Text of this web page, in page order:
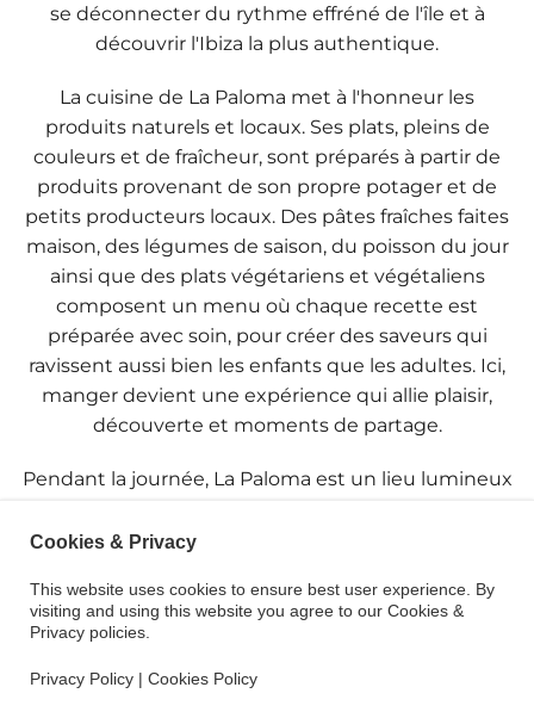
se déconnecter du rythme effréné de l'île et à
découvrir l'Ibiza la plus authentique.
La cuisine de La Paloma met à l'honneur les
produits naturels et locaux. Ses plats, pleins de
couleurs et de fraîcheur, sont préparés à partir de
produits provenant de son propre potager et de
petits producteurs locaux. Des pâtes fraîches faites
maison, des légumes de saison, du poisson du jour
ainsi que des plats végétariens et végétaliens
composent un menu où chaque recette est
préparée avec soin, pour créer des saveurs qui
ravissent aussi bien les enfants que les adultes. Ici,
manger devient une expérience qui allie plaisir,
découverte et moments de partage.
Pendant la journée, La Paloma est un lieu lumineux
famille, les salades fraîches, les jus de fruits frais ou
son jardin se transforme en un cadre enchanteur
pour des dîners sous les étoiles, où les enfants
dégustent des plats préparés avec soin et amour.
Cookies & Privacy
This website uses cookies to ensure best user experience. By
visiting and using this website you agree to our Cookies &
Privacy policies.
Privacy Policy | Cookies Policy